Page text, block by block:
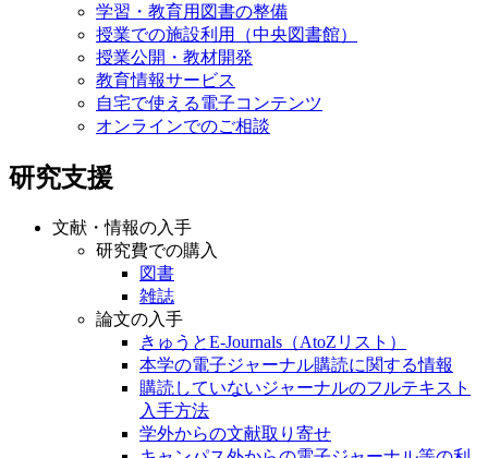
学習・教育用図書の整備
授業での施設利用（中央図書館）
授業公開・教材開発
教育情報サービス
自宅で使える電子コンテンツ
オンラインでのご相談
研究支援
文献・情報の入手
研究費での購入
図書
雑誌
論文の入手
きゅうとE-Journals（AtoZリスト）
本学の電子ジャーナル購読に関する情報
購読していないジャーナルのフルテキスト
入手方法
学外からの文献取り寄せ